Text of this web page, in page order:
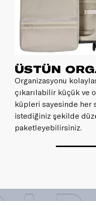
ÜSTÜN
Organizasyonu
çıkarılabilir küçük ve
küpleri sayesinde her
istediğiniz şekilde
paketleyebilirsiniz.